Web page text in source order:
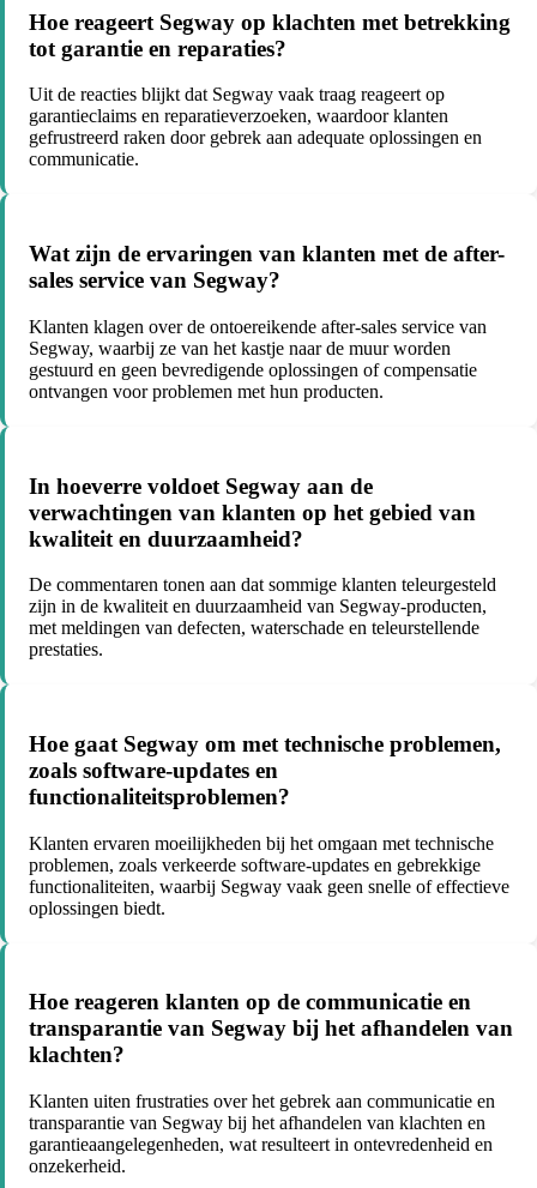
Hoe reageert Segway op klachten met betrekking
tot garantie en reparaties?
Uit de reacties blijkt dat Segway vaak traag reageert op
garantieclaims en reparatieverzoeken, waardoor klanten
gefrustreerd raken door gebrek aan adequate oplossingen en
communicatie.
Wat zijn de ervaringen van klanten met de after-
sales service van Segway?
Klanten klagen over de ontoereikende after-sales service van
Segway, waarbij ze van het kastje naar de muur worden
gestuurd en geen bevredigende oplossingen of compensatie
ontvangen voor problemen met hun producten.
In hoeverre voldoet Segway aan de
verwachtingen van klanten op het gebied van
kwaliteit en duurzaamheid?
De commentaren tonen aan dat sommige klanten teleurgesteld
zijn in de kwaliteit en duurzaamheid van Segway-producten,
met meldingen van defecten, waterschade en teleurstellende
prestaties.
Hoe gaat Segway om met technische problemen,
zoals software-updates en
functionaliteitsproblemen?
Klanten ervaren moeilijkheden bij het omgaan met technische
problemen, zoals verkeerde software-updates en gebrekkige
functionaliteiten, waarbij Segway vaak geen snelle of effectieve
oplossingen biedt.
Hoe reageren klanten op de communicatie en
transparantie van Segway bij het afhandelen van
klachten?
Klanten uiten frustraties over het gebrek aan communicatie en
transparantie van Segway bij het afhandelen van klachten en
garantieaangelegenheden, wat resulteert in ontevredenheid en
onzekerheid.